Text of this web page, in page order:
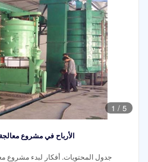
1 / 5
الأرباح في مشروع
جدول المحتويات. أفكار لبدء مشروع